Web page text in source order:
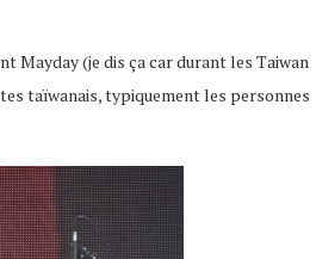
Mayday (je dis ça car durant les Taiwan
taïwanais, typiquement les personnes